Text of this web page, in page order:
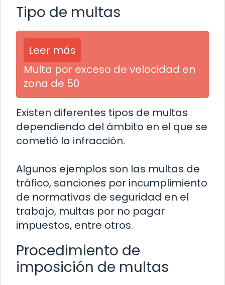
Tipo de multas
Leer más
Multa por exceso de velocidad en
zona de 50
Existen diferentes tipos de multas
dependiendo del ámbito en el que se
cometió la infracción.
Algunos ejemplos son las multas de
tráfico, sanciones por incumplimiento
de normativas de seguridad en el
trabajo, multas por no pagar
impuestos, entre otros.
Procedimiento de
imposición de multas